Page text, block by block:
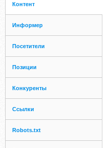
Контент
Информер
Посетители
Позиции
Конкуренты
Ссылки
Robots.txt